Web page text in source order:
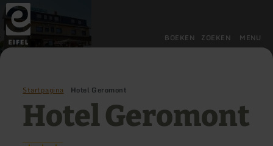
Terug
naar
de
startpagina
BOEKEN ZOEKEN MENU
Startpagina Hotel Geromont
Hotel Geromont